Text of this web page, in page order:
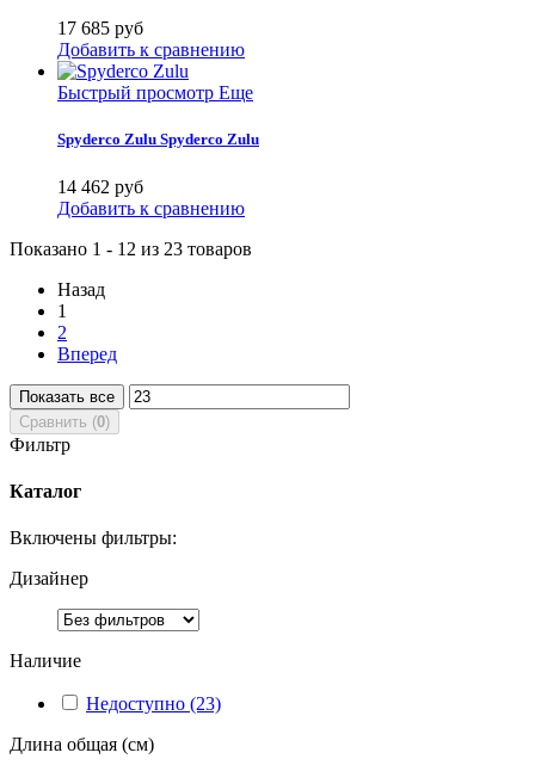
17 685 руб
Добавить к сравнению
Быстрый просмотр Еще
Spyderco Zulu Spyderco Zulu
14 462 руб
Добавить к сравнению
Показано 1 - 12 из 23 товаров
Назад
1
2
Вперед
Показать все
Сравнить (0)
Фильтр
Каталог
Включены фильтры:
Дизайнер
Наличие
Недоступно (23)
Длина общая (см)